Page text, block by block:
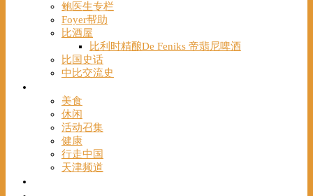
鲍医生专栏
Foyer帮助
比酒屋
比利时精酿De Feniks 帝翡尼啤酒
比国史话
中比交流史
美食
休闲
活动召集
健康
行走中国
天津频道